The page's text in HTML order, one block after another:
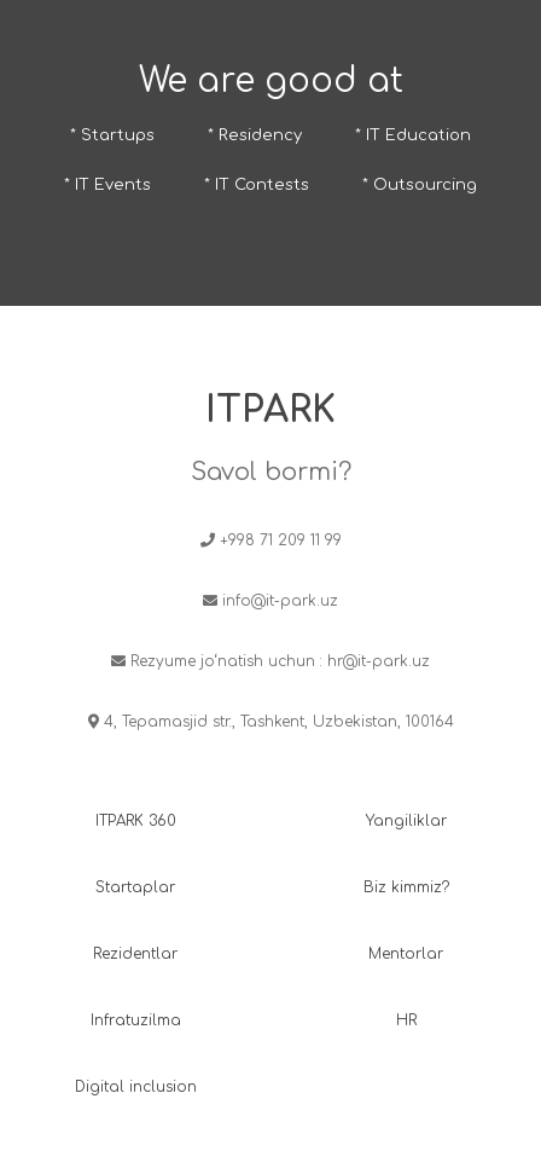
We are good at
* Startups * Residency * IT Education
* IT Events * IT Contests * Outsourcing
ITPARK
Savol bormi?
+998 71 209 11 99
info@it-park.uz
Rezyume jo‘natish uchun : hr@it-park.uz
4, Tepamasjid str., Tashkent, Uzbekistan, 100164
ITPARK 360
Startaplar
Rezidentlar
Infratuzilma
Digital inclusion
Yangiliklar
Biz kimmiz?
Mentorlar
HR